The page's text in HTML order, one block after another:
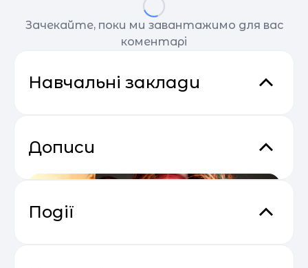
Зачекайте, поки ми завантажимо для вас
коментарі
Навчальні заклади
Дописи
Події